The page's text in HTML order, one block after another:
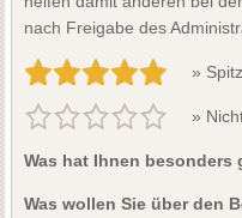
nach Freigabe des
»
»
Was hat Ihnen besonders
Was wollen Sie über den